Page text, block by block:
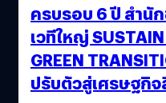
ครบรอบ 6 ปี สำนัก
เวทีใหญ่
GREEN
ปรับตัวสู่เศรษฐกิ